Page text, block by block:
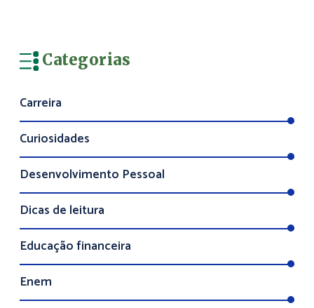
Categorias
Carreira
Curiosidades
Desenvolvimento Pessoal
Dicas de leitura
Educação financeira
Enem